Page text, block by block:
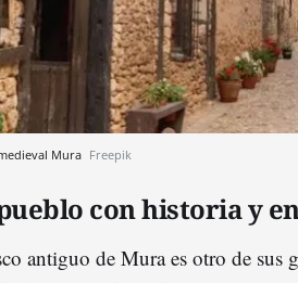
Mura Freepik
con historia y
antiguo de Mura es otro de sus